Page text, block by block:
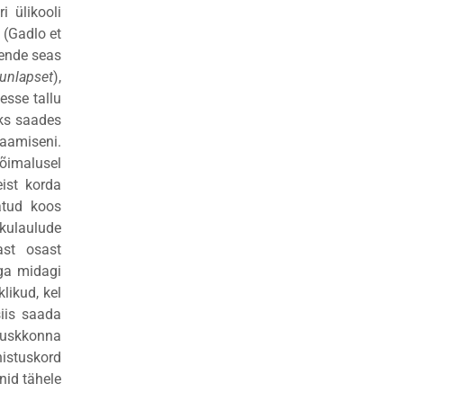
ülikooli
et
seas
),
tallu
saades
korda
koos
osast
midagi
kel
saada
tähele